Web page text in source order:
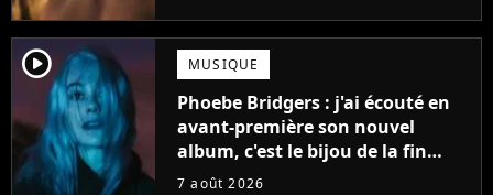
player2 MUSIQUE
Phoebe Bridgers : j'ai écouté en
avant-première son nouvel
album, c'est le bijou de la fin
d'été
7 août 2026